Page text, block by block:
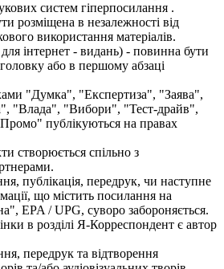
систем гіперпосилання .
розміщена в незалежності від
використання матеріалів.
інтернет - видань) - повинна бути
або в першому абзаці
"Думка", "Експертиза", "Заява",
"Влада", "Вибори", "Тест-драйв",
публікуються на правах
створюється спільно з
публікація, передрук, чи наступне
що містить посилання на
EPA / UPG, суворо забороняється.
в розділі Я-Корреспондент є автор
передрук та відтворення